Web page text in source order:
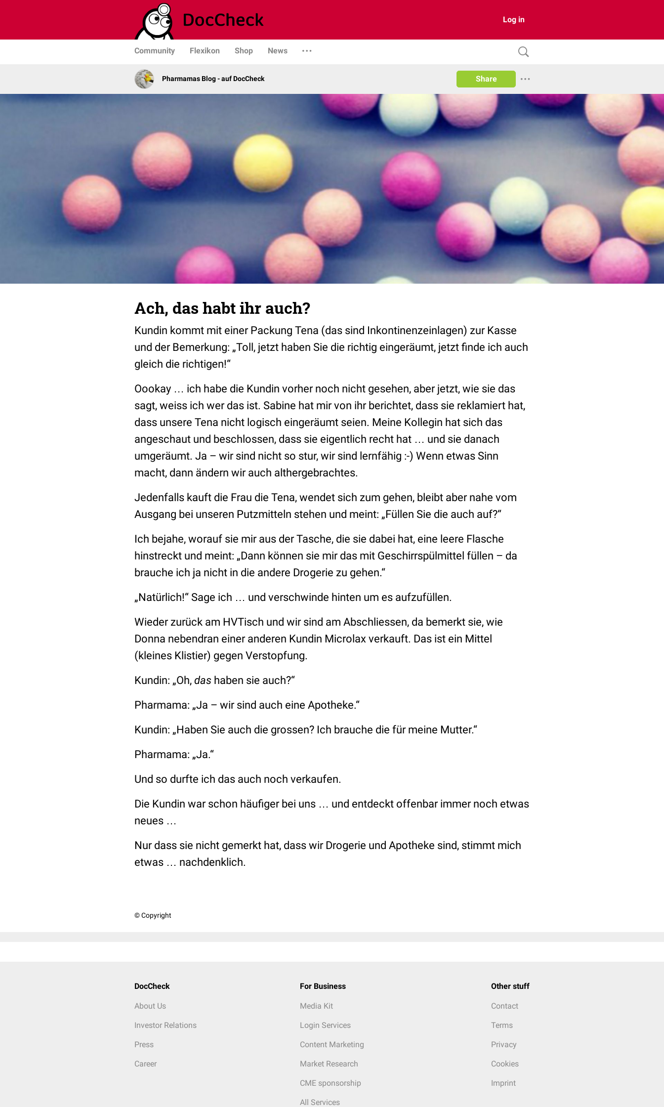
Log in
Community Flexikon Shop News
Pharmamas Blog - auf DocCheck Share
Ach, das habt ihr auch?
Kundin kommt mit einer Packung Tena (das sind Inkontinenzeinlagen) zur Kasse
und der Bemerkung: „Toll, jetzt haben Sie die richtig eingeräumt, jetzt finde ich auch
gleich die richtigen!“
Oookay … ich habe die Kundin vorher noch nicht gesehen, aber jetzt, wie sie das
sagt, weiss ich wer das ist. Sabine hat mir von ihr berichtet, dass sie reklamiert hat,
dass unsere Tena nicht logisch eingeräumt seien. Meine Kollegin hat sich das
angeschaut und beschlossen, dass sie eigentlich recht hat … und sie danach
umgeräumt. Ja – wir sind nicht so stur, wir sind lernfähig :-) Wenn etwas Sinn
macht, dann ändern wir auch althergebrachtes.
Jedenfalls kauft die Frau die Tena, wendet sich zum gehen, bleibt aber nahe vom
Ausgang bei unseren Putzmitteln stehen und meint: „Füllen Sie die auch auf?“
Ich bejahe, worauf sie mir aus der Tasche, die sie dabei hat, eine leere Flasche
hinstreckt und meint: „Dann können sie mir das mit Geschirrspülmittel füllen – da
brauche ich ja nicht in die andere Drogerie zu gehen.“
„Natürlich!“ Sage ich … und verschwinde hinten um es aufzufüllen.
Wieder zurück am HVTisch und wir sind am Abschliessen, da bemerkt sie, wie
Donna nebendran einer anderen Kundin Microlax verkauft. Das ist ein Mittel
(kleines Klistier) gegen Verstopfung.
Kundin: „Oh, das haben sie auch?“
Pharmama: „Ja – wir sind auch eine Apotheke.“
Kundin: „Haben Sie auch die grossen? Ich brauche die für meine Mutter.“
Pharmama: „Ja.“
Und so durfte ich das auch noch verkaufen.
Die Kundin war schon häufiger bei uns … und entdeckt offenbar immer noch etwas
neues …
Nur dass sie nicht gemerkt hat, dass wir Drogerie und Apotheke sind, stimmt mich
etwas … nachdenklich.
© Copyright
DocCheck
About Us
Investor Relations
Press
Career
For Business
Media Kit
Login Services
Content Marketing
Market Research
CME sponsorship
All Services
Other stuff
Contact
Terms
Privacy
Cookies
Imprint